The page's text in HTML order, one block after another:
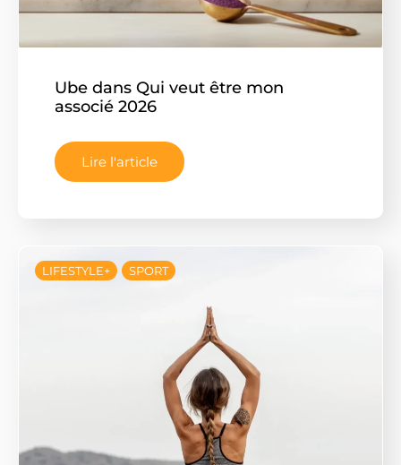
Ube dans Qui veut être mon
associé 2026
Lire l'article
LIFESTYLE+ SPORT